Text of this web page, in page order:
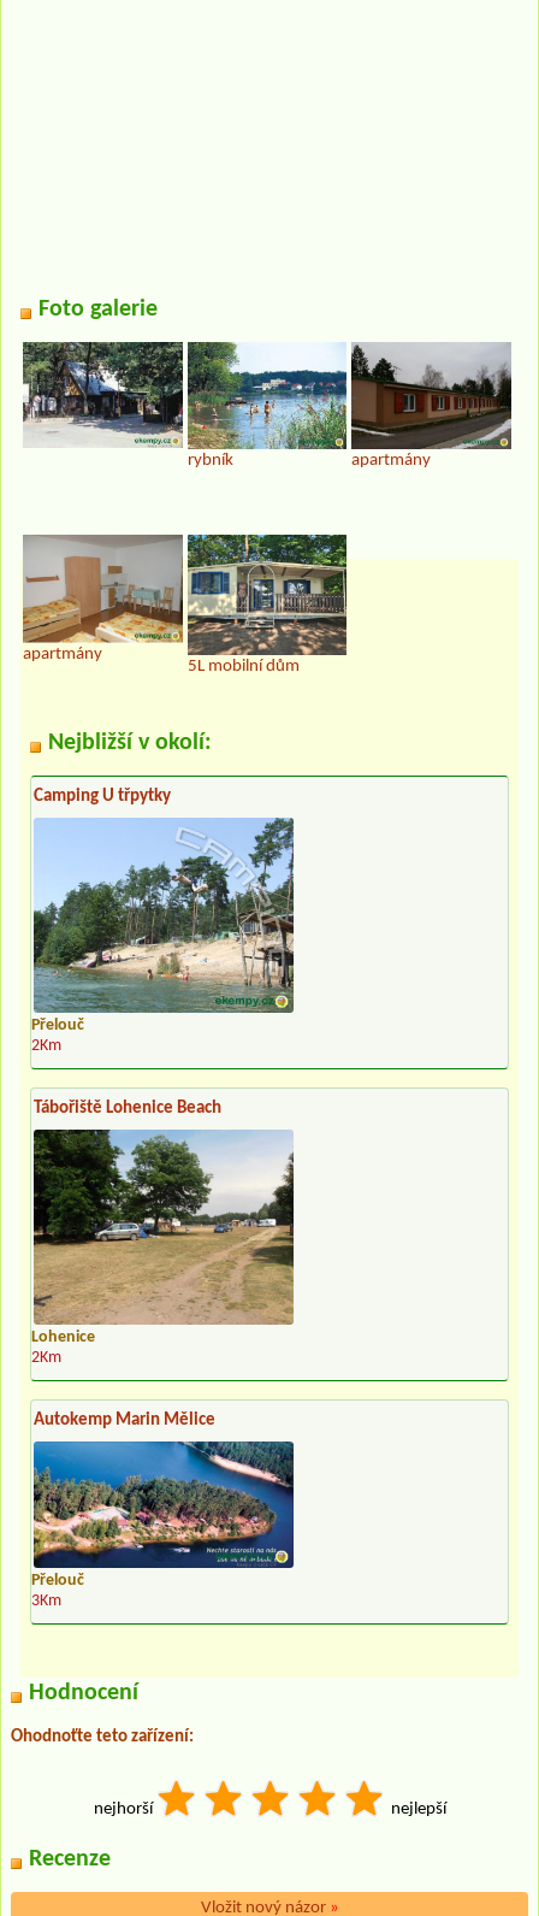
Foto galerie
rybník apartmány
apartmány
5L mobilní dům
Nejbližší v okolí:
Camping U třpytky
Přelouč
2Km
Tábořiště Lohenice Beach
Lohenice
2Km
Autokemp Marin Mělice
Přelouč
3Km
Hodnocení
Ohodnoťte teto zařízení:
nejhorší nejlepší
Recenze
Vložit nový názor »